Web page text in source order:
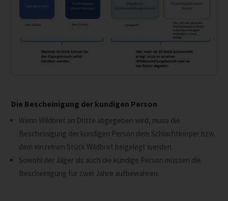
Die Bescheinigung der kundigen Person
Wenn Wildbret an Dritte abgegeben wird, muss die
Bescheinigung der kundigen Person dem Schlachtkörper bzw.
dem einzelnen Stück Wildbret beigelegt werden.
Sowohl der Jäger als auch die kundige Person müssen die
Bescheinigung für zwei Jahre aufbewahren.